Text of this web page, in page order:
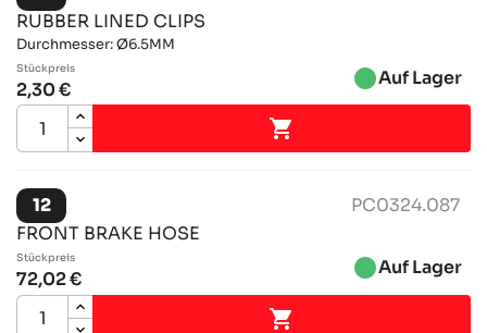
RUBBER LINED CLIPS
Durchmesser: Ø6.5MM
Stückpreis
2,30 € brightness_1Auf Lager

12
PC0324.087
FRONT BRAKE HOSE
Stückpreis
72,02 € brightness_1Auf Lager
